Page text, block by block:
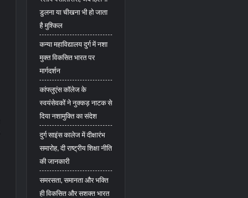
डुलना या चीखना भी हो जाता
है मुश्किल
कन्या महाविद्यालय दुर्ग में नशा
मुक्त विकसित भारत पर
मार्गदर्शन
कांफ्लुएंस कॉलेज के
स्वयंसेवकों ने नुक्कड़ नाटक से
दिया नशामुक्ति का संदेश
दुर्ग साइंस कालेज में दीक्षारंभ
समारोह, दी राष्ट्रीय शिक्षा नीति
की जानकारी
समरसता, समानता और भक्ति
ही विकसित और सशक्त भारत